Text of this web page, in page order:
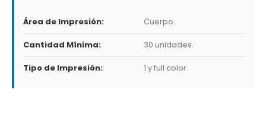
Área de Impresión: Cuerpo.
Cantidad Mínima: 30 unidades.
Tipo de Impresión: 1 y full color.